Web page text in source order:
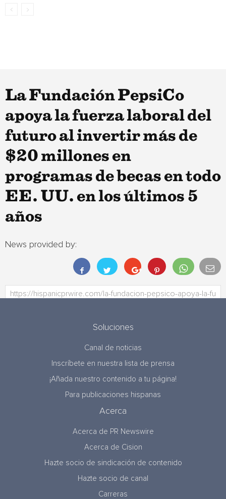
La Fundación PepsiCo
apoya la fuerza laboral del
futuro al invertir más de
$20 millones en
programas de becas en todo
EE. UU. en los últimos 5
años
News provided by:
Soluciones
Canal de noticias
Inscríbete en nuestra lista de prensa
¡Añada nuestro contenido a tu página!
Para publicaciones hispanas
Acerca
Acerca de PR Newswire
Acerca de Cision
Hazte socio de sindicación de contenido
Hazte socio de canal
Carreras